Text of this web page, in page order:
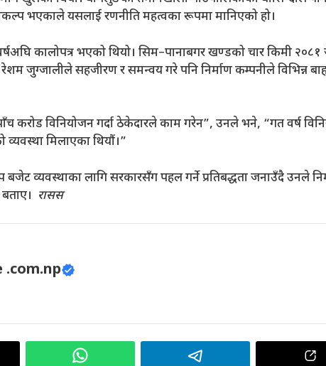
भएकाले यसलाई रणनीति महत्वका रूपमा मानिएको हो।
कालोपत्र भएको थियो। सिम–पानाबगर खण्डको चार किमी
जुग्जालीले सहजीरण र समन्वय गरे पनि निर्माण कम्पनीले विभिन्न
करोड विनियोजन गर्दा ठेकेदारले काम गरेन”, उनले भने, “गत वर्ष
मिलाएका थियौं।”
व्यवस्थाका लागि सरकारसँग पहल गर्ने प्रतिबद्धता जनाउँदै उनले
रासस
.com.np